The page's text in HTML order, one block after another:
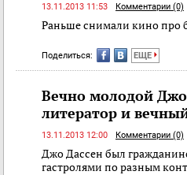
13.11.2013 11:53 Комментарии (0)
Раньше снимали кино про
Поделиться: ЕЩЕ
Вечно молодой
литератор и
13.11.2013 12:00 Комментарии (0)
Джо Дассен был
гастролями по разным